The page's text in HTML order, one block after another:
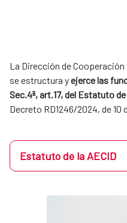
La Dirección de
se estructura yejerce las
Sec.4ª, art.17, del Estatuto de
Decreto RD1246/2024, de 10
Estatuto de la AECID